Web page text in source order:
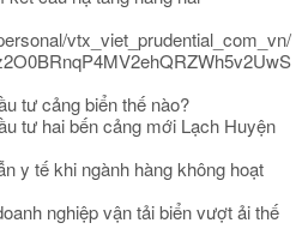
vtx_viet_prudential_com_vn/
tư cảng biển thế nào?
tư hai bến cảng mới Lạch Huyện
y tế khi ngành hàng không hoạt
nghiệp vận tải biển vượt ải thế